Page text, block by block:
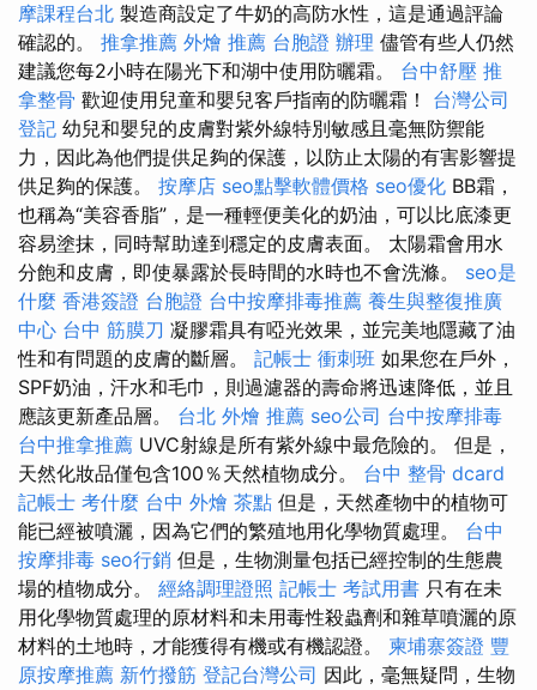
摩課程台北 製造商設定了牛奶的高防水性，這是通過評論
確認的。 推拿推薦 外燴 推薦 台胞證 辦理 儘管有些人仍然
建議您每2小時在陽光下和湖中使用防曬霜。 台中舒壓 推
拿整骨 歡迎使用兒童和嬰兒客戶指南的防曬霜！ 台灣公司
登記 幼兒和嬰兒的皮膚對紫外線特別敏感且毫無防禦能
力，因此為他們提供足夠的保護，以防止太陽的有害影響提
供足夠的保護。 按摩店 seo點擊軟體價格 seo優化 BB霜，
也稱為“美容香脂”，是一種輕便美化的奶油，可以比底漆更
容易塗抹，同時幫助達到穩定的皮膚表面。 太陽霜會用水
分飽和皮膚，即使暴露於長時間的水時也不會洗滌。 seo是
什麼 香港簽證 台胞證 台中按摩排毒推薦 養生與整復推廣
中心 台中 筋膜刀 凝膠霜具有啞光效果，並完美地隱藏了油
性和有問題的皮膚的斷層。 記帳士 衝刺班 如果您在戶外，
SPF奶油，汗水和毛巾，則過濾器的壽命將迅速降低，並且
應該更新產品層。 台北 外燴 推薦 seo公司 台中按摩排毒
台中推拿推薦 UVC射線是所有紫外線中最危險的。 但是，
天然化妝品僅包含100％天然植物成分。 台中 整骨 dcard
記帳士 考什麼 台中 外燴 茶點 但是，天然產物中的植物可
能已經被噴灑，因為它們的繁殖地用化學物質處理。 台中
按摩排毒 seo行銷 但是，生物測量包括已經控制的生態農
場的植物成分。 經絡調理證照 記帳士 考試用書 只有在未
用化學物質處理的原材料和未用毒性殺蟲劑和雜草噴灑的原
材料的土地時，才能獲得有機或有機認證。 柬埔寨簽證 豐
原按摩推薦 新竹撥筋 登記台灣公司 因此，毫無疑問，生物